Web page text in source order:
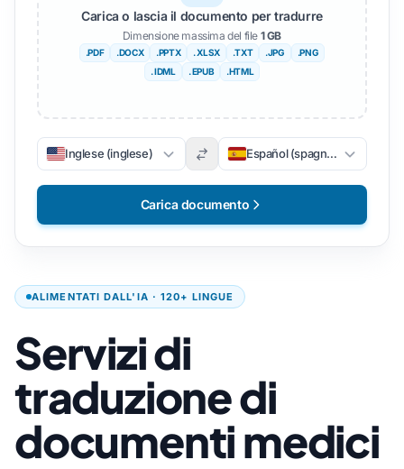
ALIMENTATI DALL'IA · 120+ LINGUE
Servizi di
traduzione di
documenti medici
Carica o lascia il documento per tradurre
Dimensione massima del file 1 GB
.PDF .DOCX .PPTX . XLSX .TXT .JPG
.PNG
. IDML
. EPUB .HTML
Inglese (inglese) Español (spagnolo)
Carica documento